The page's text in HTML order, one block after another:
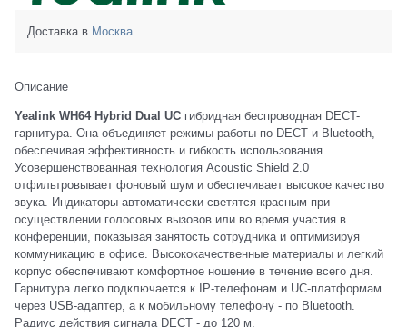
Доставка в Москва
Описание
Yealink WH64 Hybrid Dual UC гибридная беспроводная DECT-
гарнитура. Она объединяет режимы работы по DECT и Bluetooth,
обеспечивая эффективность и гибкость использования.
Усовершенствованная технология Acoustic Shield 2.0
отфильтровывает фоновый шум и обеспечивает высокое качество
звука. Индикаторы автоматически светятся красным при
осуществлении голосовых вызовов или во время участия в
конференции, показывая занятость сотрудника и оптимизируя
коммуникацию в офисе. Высококачественные материалы и легкий
корпус обеспечивают комфортное ношение в течение всего дня.
Гарнитура легко подключается к IP-телефонам и UC-платформам
через USB-адаптер, а к мобильному телефону - по Bluetooth.
Радиус действия сигнала DECT - до 120 м.